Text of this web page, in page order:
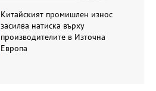
Китайският промишлен износ
засилва натиска върху
производителите в Източна
Европа